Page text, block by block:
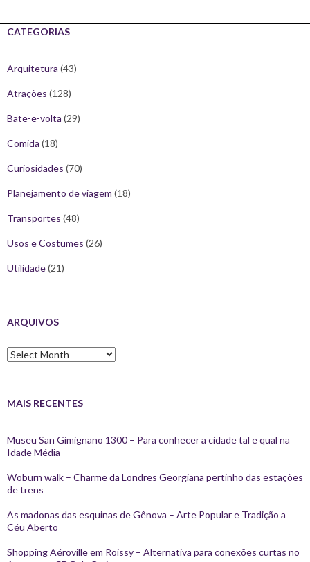
CATEGORIAS
Arquitetura (43)
Atrações (128)
Bate-e-volta (29)
Comida (18)
Curiosidades (70)
Planejamento de viagem (18)
Transportes (48)
Usos e Costumes (26)
Utilidade(21)
ARQUIVOS
Arquivos
MAIS RECENTES
Museu San Gimignano 1300 – Para conhecer a cidade tal e qual na
Idade Média
Woburn walk – Charme da Londres Georgiana pertinho das estações
de trens
As madonas das esquinas de Gênova – Arte Popular e Tradição a
Céu Aberto
Shopping Aéroville em Roissy – Alternativa para conexões curtas no